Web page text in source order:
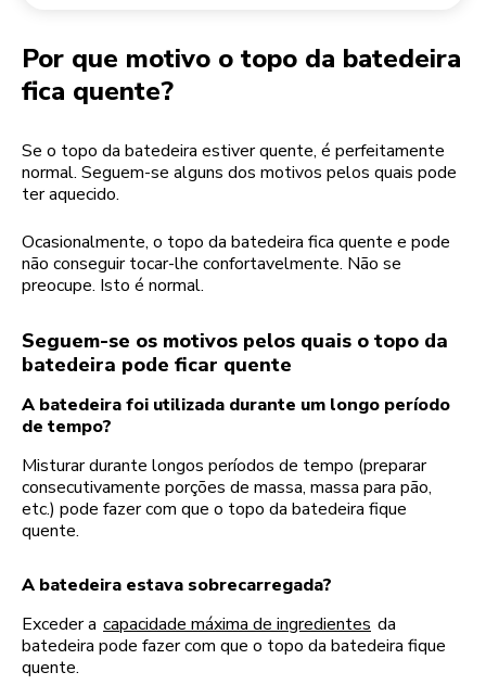
Por que motivo o topo da batedeira
fica quente?
Se o topo da batedeira estiver quente, é perfeitamente
normal. Seguem-se alguns dos motivos pelos quais pode
ter aquecido.
Ocasionalmente, o topo da batedeira fica quente e pode
não conseguir tocar-lhe confortavelmente. Não se
preocupe. Isto é normal.
Seguem-se os motivos pelos quais o topo da
batedeira pode ficar quente
A batedeira foi utilizada durante um longo período
de tempo?
Misturar durante longos períodos de tempo (preparar
consecutivamente porções de massa, massa para pão,
etc.) pode fazer com que o topo da batedeira fique
quente.
A batedeira estava sobrecarregada?
Exceder a capacidade máxima de ingredientes da
batedeira pode fazer com que o topo da batedeira fique
quente.